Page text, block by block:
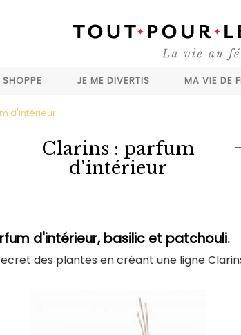
SHOPPE JE ME DIVERTIS MA VIE DE
d'intérieur
Clarins : parfum
d'intérieur
d'intérieur, basilic et patchouli.
des plantes en créant une ligne